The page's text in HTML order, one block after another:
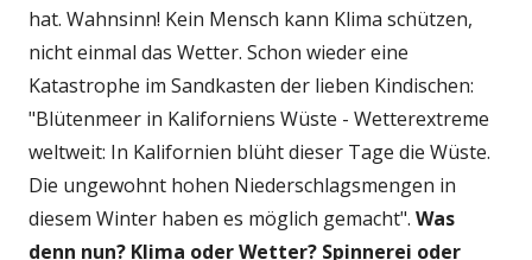
hat. Wahnsinn! Kein Mensch kann Klima schützen,
nicht einmal das Wetter. Schon wieder eine
Katastrophe im Sandkasten der lieben Kindischen:
"Blütenmeer in Kaliforniens Wüste - Wetterextreme
weltweit: In Kalifornien blüht dieser Tage die Wüste.
Die ungewohnt hohen Niederschlagsmengen in
diesem Winter haben es möglich gemacht". Was
denn nun? Klima oder Wetter? Spinnerei oder